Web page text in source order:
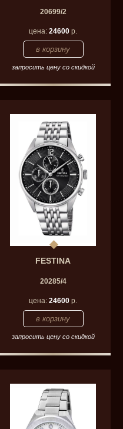
20699/2
цена:24600 р.
запросить цену со скидкой
FESTINA
20285/4
цена:24600 р.
запросить цену со скидкой